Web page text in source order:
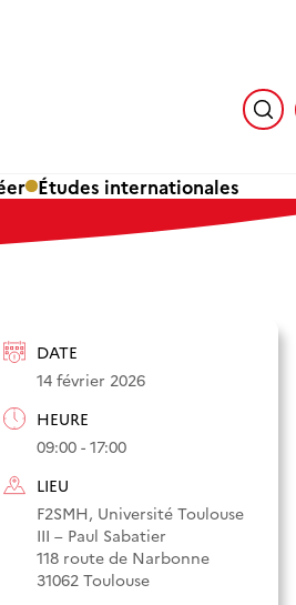
Études internationales
DATE
14 février 2026
HEURE
09:00 - 17:00
LIEU
F2SMH, Université Toulouse
III – Paul Sabatier
118 route de Narbonne
31062 Toulouse